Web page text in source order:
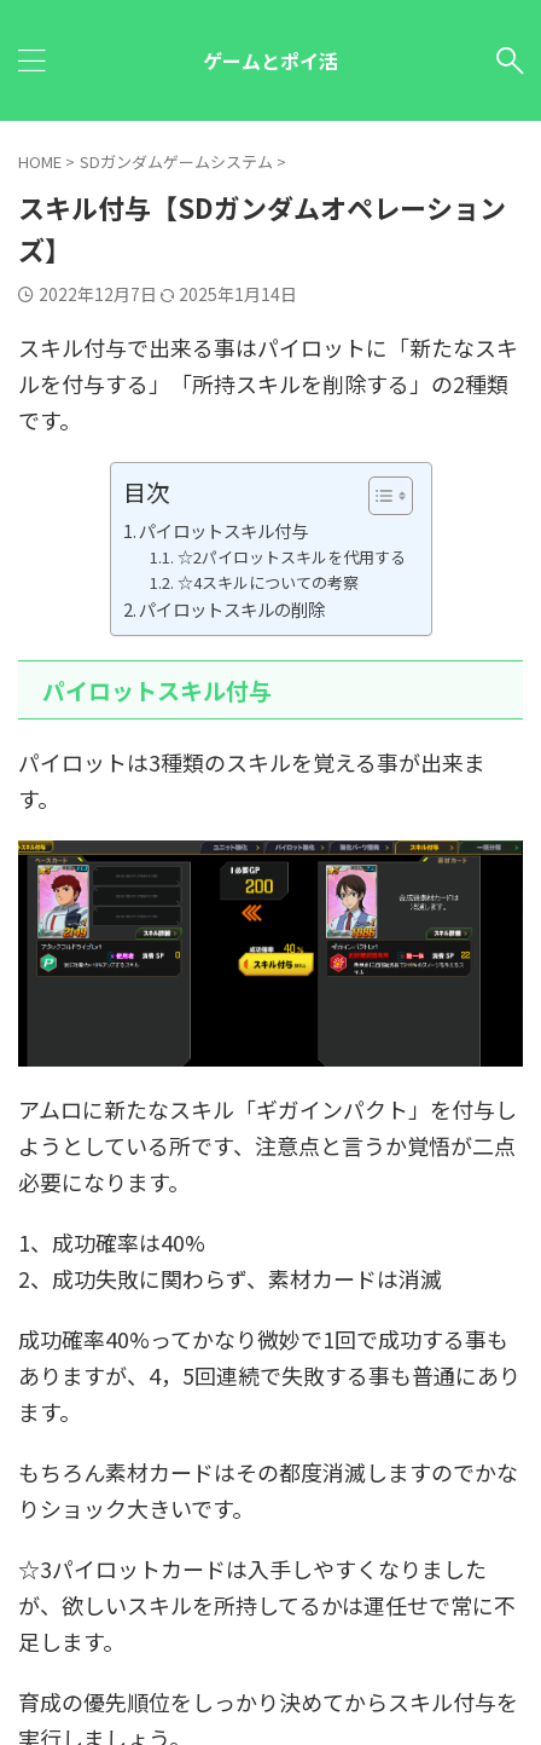
ゲームとポイ活
HOME > SDガンダムゲームシステム >
スキル付与【SDガンダムオペレーション
ズ】
2022年12月7日 2025年1月14日
スキル付与で出来る事はパイロットに「新たなスキ
ルを付与する」「所持スキルを削除する」の2種類
です。
目次
パイロットスキル付与
☆2パイロットスキルを代用する
☆4スキルについての考察
パイロットスキルの削除
パイロットスキル付与
パイロットは3種類のスキルを覚える事が出来ま
す。
アムロに新たなスキル「ギガインパクト」を付与し
ようとしている所です、注意点と言うか覚悟が二点
必要になります。
1、成功確率は40%
2、成功失敗に関わらず、素材カードは消滅
成功確率40%ってかなり微妙で1回で成功する事も
ありますが、4，5回連続で失敗する事も普通にあり
ます。
もちろん素材カードはその都度消滅しますのでかな
りショック大きいです。
☆3パイロットカードは入手しやすくなりました
が、欲しいスキルを所持してるかは運任せで常に不
足します。
育成の優先順位をしっかり決めてからスキル付与を
実行しましょう。